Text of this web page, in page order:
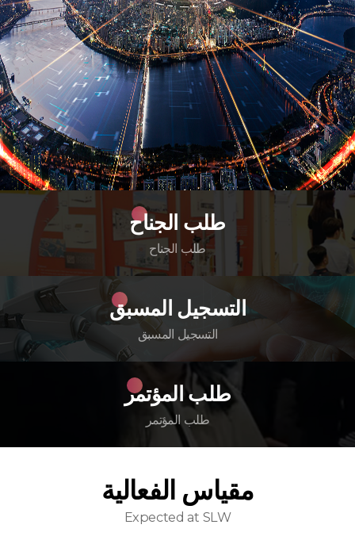
طلب الجناح
طلب الجناح
التسجيل المسبق
التسجيل المسبق
طلب المؤتمر
طلب المؤتمر
مقياس الفعالية
Expected at SLW